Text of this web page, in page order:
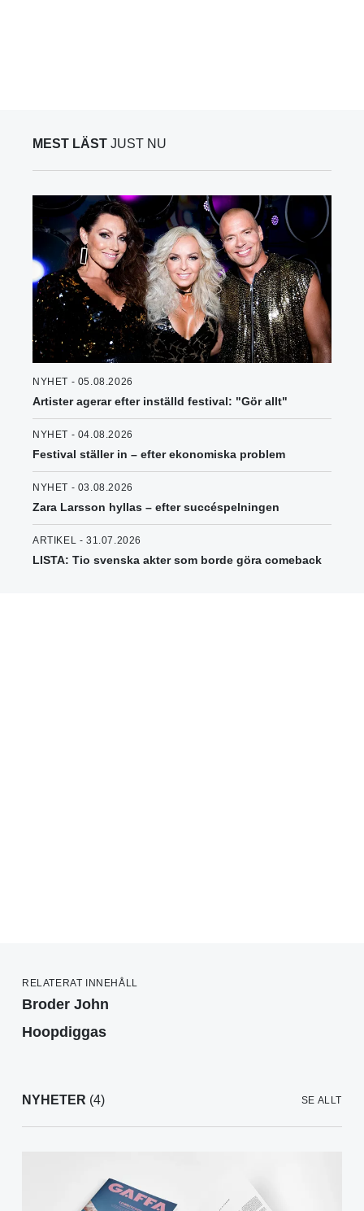
MEST LÄST JUST NU
NYHET - 05.08.2026
Artister agerar efter inställd festival: "Gör allt"
NYHET - 04.08.2026
Festival ställer in – efter ekonomiska problem
NYHET - 03.08.2026
Zara Larsson hyllas – efter succéspelningen
ARTIKEL - 31.07.2026
LISTA: Tio svenska akter som borde göra comeback
RELATERAT INNEHÅLL
Broder John
Hoopdiggas
NYHETER (4) SE ALLT